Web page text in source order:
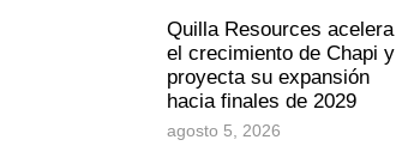
Quilla Resources acelera
el crecimiento de Chapi y
proyecta su expansión
hacia finales de 2029
agosto 5, 2026